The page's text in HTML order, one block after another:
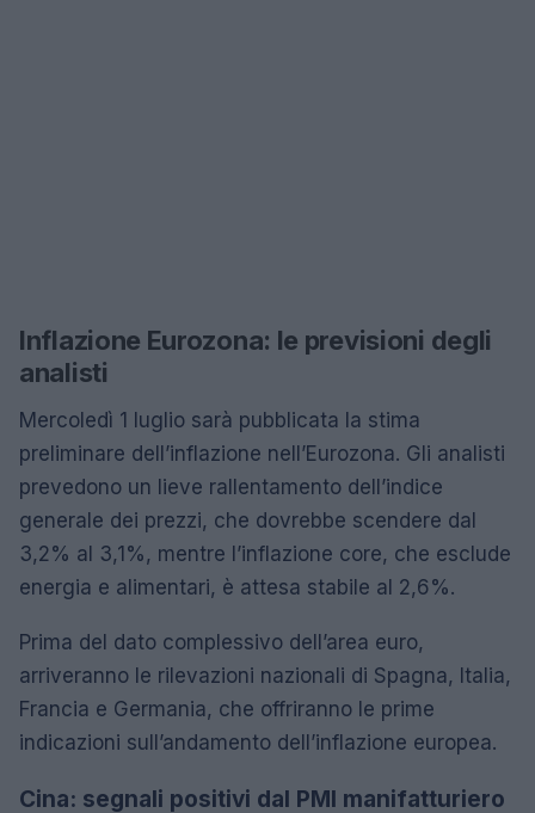
Inflazione Eurozona: le previsioni degli
analisti
Mercoledì 1 luglio sarà pubblicata la stima
preliminare dell’inflazione nell’Eurozona. Gli analisti
prevedono un lieve rallentamento dell’indice
generale dei prezzi, che dovrebbe scendere dal
3,2% al 3,1%, mentre l’inflazione core, che esclude
energia e alimentari, è attesa stabile al 2,6%.
Prima del dato complessivo dell’area euro,
arriveranno le rilevazioni nazionali di Spagna, Italia,
Francia e Germania, che offriranno le prime
indicazioni sull’andamento dell’inflazione europea.
Cina: segnali positivi dal PMI manifatturiero